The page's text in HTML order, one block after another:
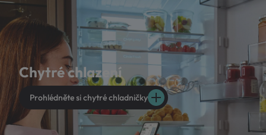
Chytré chlazení
Prohlédněte si chytré chladničky